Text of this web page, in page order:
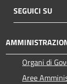
SEGUICI SU
Organi di
Aree